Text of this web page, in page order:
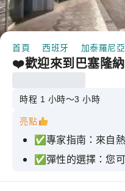
首頁 西班牙 加泰羅尼亞
❤️歡迎來到巴塞隆
時程 1 小時～3 小時
亮點
✅專家指南：來自
✅彈性的選擇：您